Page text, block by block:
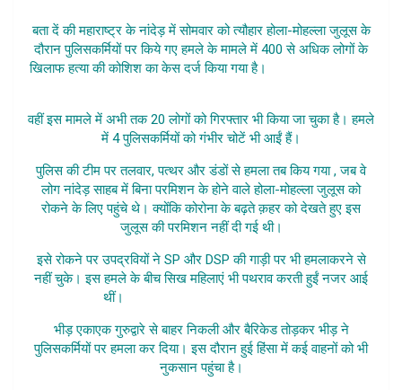
बता दें की महाराष्ट्र के नांदेड़ में सोमवार को त्यौहार होला-मोहल्ला जुलूस के
दौरान पुलिसकर्मियों पर किये गए हमले के मामले में 400 से अधिक लोगों के
खिलाफ हत्या की कोशिश का केस दर्ज किया गया है।
वहीं इस मामले में अभी तक 20 लोगों को गिरफ्तार भी किया जा चुका है। हमले
में 4 पुलिसकर्मियों को गंभीर चोटें भी आईं हैं।
पुलिस की टीम पर तलवार, पत्थर और डंडों से हमला तब किय गया , जब वे
लोग नांदेड़ साहब में बिना परमिशन के होने वाले होला-मोहल्ला जुलूस को
रोकने के लिए पहुंचे थे। क्योंकि कोरोना के बढ़ते क़हर को देखते हुए इस
जुलूस की परमिशन नहीं दी गई थी।
इसे रोकने पर उपद्रवियों ने SP और DSP की गाड़ी पर भी हमलाकरने से
नहीं चुके। इस हमले के बीच सिख महिलाएं भी पथराव करती हुईं नजर आई
थीं।
भीड़ एकाएक गुरुद्वारे से बाहर निकली और बैरिकेड तोड़कर भीड़ ने
पुलिसकर्मियों पर हमला कर दिया। इस दौरान हुई हिंसा में कई वाहनों को भी
नुकसान पहुंचा है।